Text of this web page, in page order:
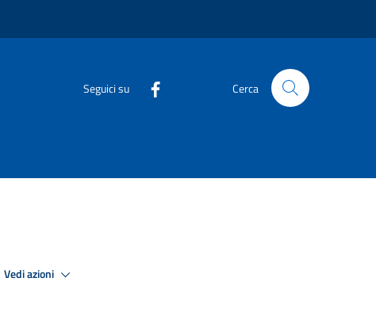
Seguici su Cerca
Vedi azioni